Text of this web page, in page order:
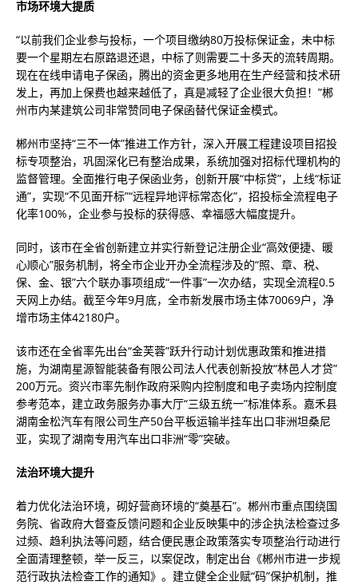
市场环境大提质
“以前我们企业参与投标，一个项目缴纳80万投标保证金，未中标
要一个星期左右原路退还退，中标了则需要二十多天的流转周期。
现在在线申请电子保函，腾出的资金更多地用在生产经营和技术研
发上，再加上保费也越来越低了，真是减轻了企业很大负担！”郴
州市内某建筑公司非常赞同电子保函替代保证金模式。
郴州市坚持“三不一体”推进工作方针，深入开展工程建设项目招投
标专项整治，巩固深化已有整治成果，系统加强对招标代理机构的
监督管理。全面推行电子保函业务，创新开展“中标贷”，上线“标证
通”，实现“不见面开标”“远程异地评标常态化”，招投标全流程电子
化率100%，企业参与投标的获得感、幸福感大幅度提升。
同时，该市在全省创新建立并实行新登记注册企业“高效便捷、暖
心顺心”服务机制，将全市企业开办全流程涉及的“照、章、税、
保、金、银”六个联办事项组成“一件事”一次办结，实现全流程0.5
天网上办结。截至今年9月底，全市新发展市场主体70069户，净
增市场主体42180户。
该市还在全省率先出台“金芙蓉”跃升行动计划优惠政策和推进措
施，为湖南星源智能装备有限公司法人代表创新投放“林邑人才贷”
200万元。资兴市率先制作政府采购内控制度和电子卖场内控制度
参考范本，建立政务服务办事大厅“三级五统一”标准体系。嘉禾县
湖南金松汽车有限公司生产50台平板运输半挂车出口非洲坦桑尼
亚，实现了湖南专用汽车出口非洲“零”突破。
法治环境大提升
着力优化法治环境，砌好营商环境的“奠基石”。郴州市重点围绕国
务院、省政府大督查反馈问题和企业反映集中的涉企执法检查过多
过频、趋利执法等问题，结合便民惠企政策落实专项整治行动进行
全面清理整顿，举一反三，以案促改，制定出台《郴州市进一步规
范行政执法检查工作的通知》。建立健全企业赋“码”保护机制，推